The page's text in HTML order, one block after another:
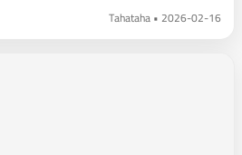
2026-02-16 • Tahataha